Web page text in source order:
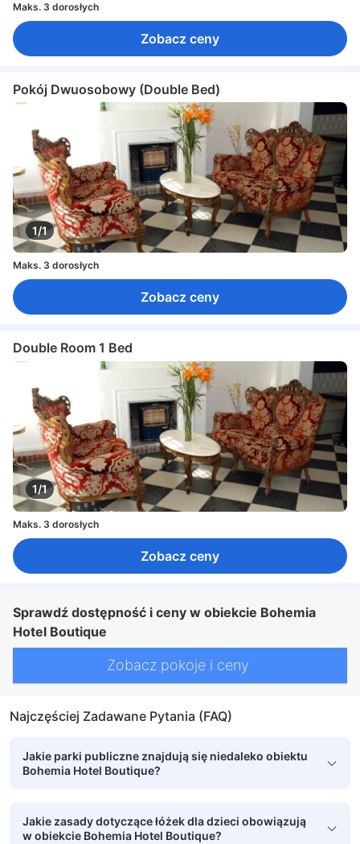
Maks. 3 dorosłych
Zobacz ceny
Pokój Dwuosobowy (Double Bed)
1/1
Maks. 3 dorosłych
Zobacz ceny
Double Room 1 Bed
1/1
Maks. 3 dorosłych
Zobacz ceny
Sprawdź dostępność i ceny w obiekcie Bohemia
Hotel Boutique
Zobacz pokoje i ceny
Najczęściej Zadawane Pytania (FAQ)
Jakie parki publiczne znajdują się niedaleko obiektu
Bohemia Hotel Boutique?
Jakie zasady dotyczące łóżek dla dzieci obowiązują
w obiekcie Bohemia Hotel Boutique?